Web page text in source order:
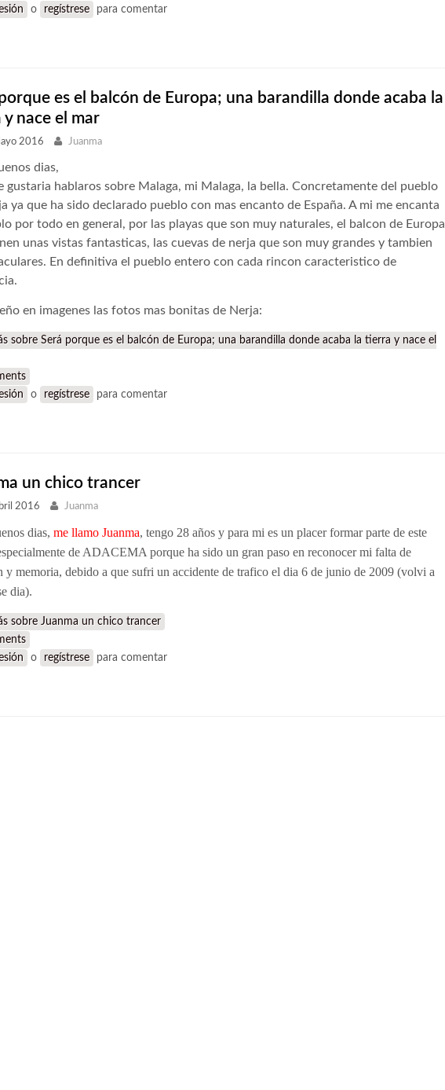
o regístrese para comentar
es el balcón de Europa; una barandilla donde acaba la
nace el mar
2016 Juanma
dias,
gustaria hablaros sobre Malaga, mi Malaga, la bella. Concretamente del pueblo
ya que ha sido declarado pueblo con mas encanto de España. A mi me encanta
por todo en general, por las playas que son muy naturales, el balcon de Europa
unas vistas fantasticas, las cuevas de nerja que son muy grandes y tambien
En definitiva el pueblo entero con cada rincon caracteristico de
en imagenes las fotos mas bonitas de Nerja:
sobre Será porque es el balcón de Europa; una barandilla donde acaba la tierra y nace el
o regístrese para comentar
un chico trancer
2016 Juanma
dias, me llamo Juanma, tengo 28 años y para mi es un placer formar parte de este
de ADACEMA porque ha sido un gran paso en reconocer mi falta de
y memoria, debido a que sufri un accidente de trafico el dia 6 de junio de 2009 (volvi a
dia).
sobre Juanma un chico trancer
o regístrese para comentar